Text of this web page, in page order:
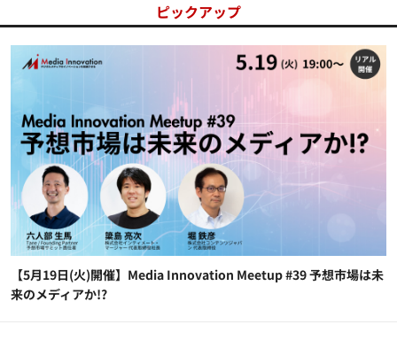
ピックアップ
【5月19日(火)開催】Media Innovation Meetup #39 予想市場は未
来のメディアか!?